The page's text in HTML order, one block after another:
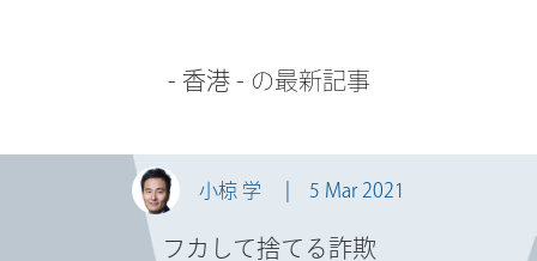
- 香港- の最新記事
小椋 学 5 Mar 2021
フカして捨てる詐欺